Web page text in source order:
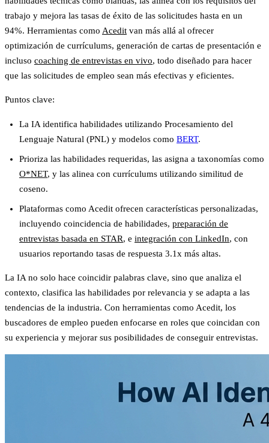
trabajo y mejora las tasas de éxito de las solicitudes hasta en un
94%. Herramientas como Acedit van más allá al ofrecer
optimización de currículums, generación de cartas de presentación e
incluso coaching de entrevistas en vivo, todo diseñado para hacer
que las solicitudes de empleo sean más efectivas y eficientes.
Puntos clave:
La IA identifica habilidades utilizando Procesamiento del
Lenguaje Natural (PNL) y modelos como BERT.
Prioriza las habilidades requeridas, las asigna a taxonomías como
O*NET, y las alinea con currículums utilizando similitud de
coseno.
Plataformas como Acedit ofrecen características personalizadas,
incluyendo coincidencia de habilidades, preparación de
entrevistas basada en STAR, e integración con LinkedIn, con
usuarios reportando tasas de respuesta 3.1x más altas.
La IA no solo hace coincidir palabras clave, sino que analiza el
contexto, clasifica las habilidades por relevancia y se adapta a las
tendencias de la industria. Con herramientas como Acedit, los
buscadores de empleo pueden enfocarse en roles que coincidan con
su experiencia y mejorar sus posibilidades de conseguir entrevistas.